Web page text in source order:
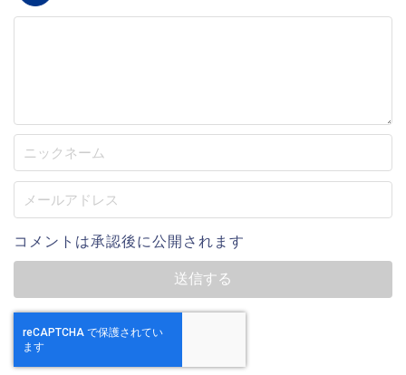
コメントは承認後に公開されます